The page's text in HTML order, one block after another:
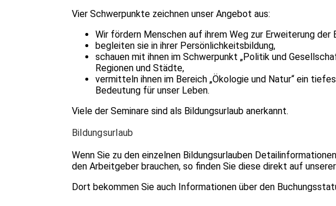
Vier Schwerpunkte zeichnen unser Angebot aus:
Wir fördern Menschen auf ihrem Weg zur Erweiterung der
begleiten sie in ihrer Persönlichkeitsbildung,
schauen mit ihnen im Schwerpunkt „Politik und
Regionen und Städte,
vermitteln ihnen im Bereich „Ökologie und Natur“ ein
Bedeutung für unser Leben.
Viele der Seminare sind als Bildungsurlaub anerkannt.
Bildungsurlaub
Wenn Sie zu den einzelnen Bildungsurlauben
den Arbeitgeber brauchen, so finden Sie diese direkt auf
Dort bekommen Sie auch Informationen über den